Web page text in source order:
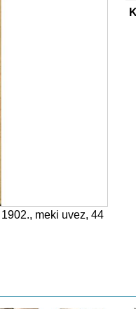
meki uvez, 44